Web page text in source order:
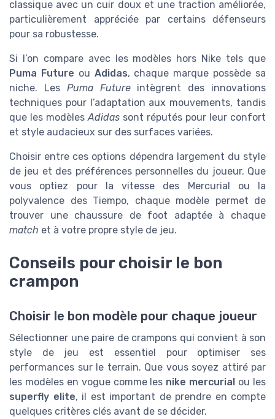
classique avec un cuir doux et une traction améliorée,
particulièrement appréciée par certains défenseurs
pour sa robustesse.
Si l’on compare avec les modèles hors Nike tels que
Puma Future ou Adidas, chaque marque possède sa
niche. Les Puma Futureintègrent des innovations
techniques pour l’adaptation aux mouvements, tandis
que les modèlesAdidas sont réputés pour leur confort
et style audacieux sur des surfaces variées.
Choisir entre ces options dépendra largement du style
de jeu et des préférences personnelles du joueur. Que
vous optiez pour la vitesse des Mercurial ou la
polyvalence des Tiempo, chaque modèle permet de
trouver une chaussure de foot adaptée à chaque
match et à votre propre style de jeu.
Conseils pour choisir le bon
crampon
Choisir le bon modèle pour chaque joueur
Sélectionner une paire de crampons qui convient à son
style de jeu est essentiel pour optimiser ses
performances sur le terrain. Que vous soyez attiré par
les modèles en vogue comme les nike mercurial ou les
superfly elite, il est important de prendre en compte
quelques critères clés avant de se décider.